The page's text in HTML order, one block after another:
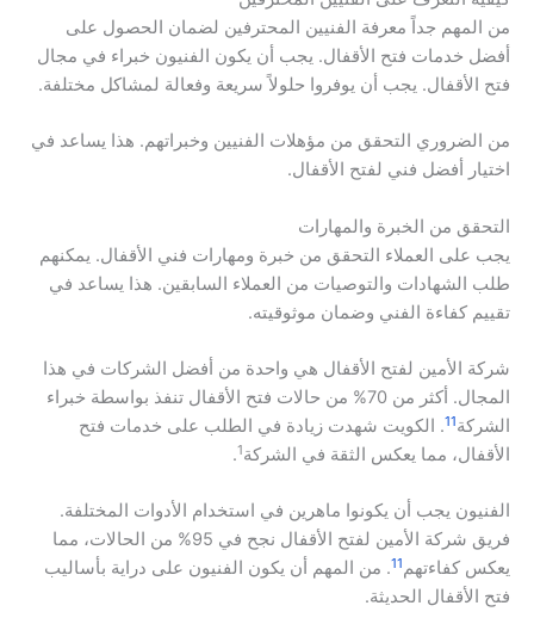
من المهم جداً معرفة الفنيين المحترفين لضمان الحصول على
أفضل خدمات فتح الأقفال. يجب أن يكون الفنيون خبراء في مجال
فتح الأقفال. يجب أن يوفروا حلولاً سريعة وفعالة لمشاكل مختلفة.
من الضروري التحقق من مؤهلات الفنيين وخبراتهم. هذا يساعد في
اختيار أفضل فني لفتح الأقفال.
التحقق من الخبرة والمهارات
يجب على العملاء التحقق من خبرة ومهارات فني الأقفال. يمكنهم
طلب الشهادات والتوصيات من العملاء السابقين. هذا يساعد في
تقييم كفاءة الفني وضمان موثوقيته.
شركة الأمين لفتح الأقفال هي واحدة من أفضل الشركات في هذا
المجال. أكثر من 70% من حالات فتح الأقفال تنفذ بواسطة خبراء
الشركة11. الكويت شهدت زيادة في الطلب على خدمات فتح
الأقفال، مما يعكس الثقة في الشركة1
.
الفنيون يجب أن يكونوا ماهرين في استخدام الأدوات المختلفة.
فريق شركة الأمين لفتح الأقفال نجح في 95% من الحالات، مما
يعكس كفاءتهم11. من المهم أن يكون الفنيون على دراية بأساليب
فتح الأقفال الحديثة.